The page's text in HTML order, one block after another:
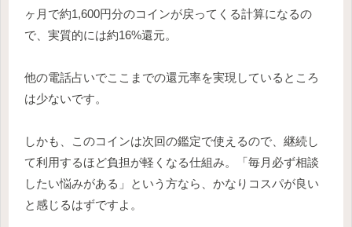
ヶ月で約1,600円分のコインが戻ってくる計算になるの
で、実質的には約16%還元。
他の電話占いでここまでの還元率を実現しているところ
は少ないです。
しかも、このコインは次回の鑑定で使えるので、継続し
て利用するほど負担が軽くなる仕組み。「毎月必ず相談
したい悩みがある」という方なら、かなりコスパが良い
と感じるはずですよ。